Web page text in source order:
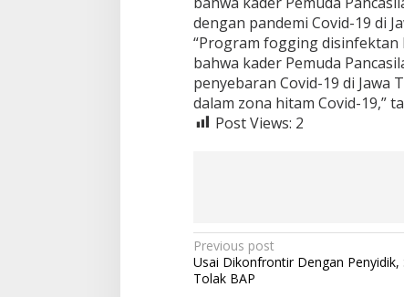
dengan pandemi Covid-19 di
“Program fogging
bahwa kader Pemuda
penyebaran Covid-19 di Jawa
dalam zona hitam Covid-19,”
Post Views: 2
P
o
Previous post
Usai Dikonfrontir Dengan Penyidik,
Tolak BAP